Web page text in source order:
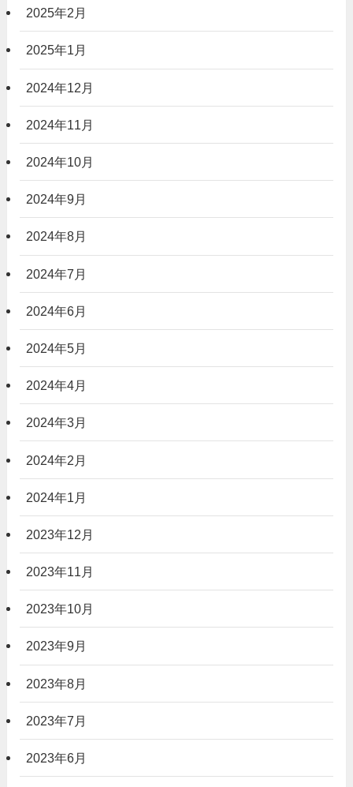
2025年2月
2025年1月
2024年12月
2024年11月
2024年10月
2024年9月
2024年8月
2024年7月
2024年6月
2024年5月
2024年4月
2024年3月
2024年2月
2024年1月
2023年12月
2023年11月
2023年10月
2023年9月
2023年8月
2023年7月
2023年6月